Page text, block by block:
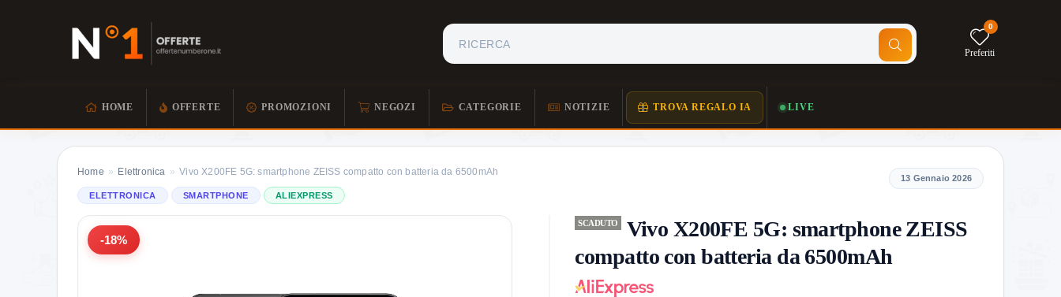
0
Preferiti
HOME OFFERTE PROMOZIONI NEGOZI CATEGORIE NOTIZIE TROVA REGALO IA LIVE
Home » Elettronica » Vivo X200FE 5G: smartphone ZEISS compatto con batteria da 6500mAh
ELETTRONICA SMARTPHONE ALIEXPRESS
-18%
SCADUTO
Vivo X200FE 5G: smartphone ZEISS
compatto con batteria da 6500mAh
13 Gennaio 2026